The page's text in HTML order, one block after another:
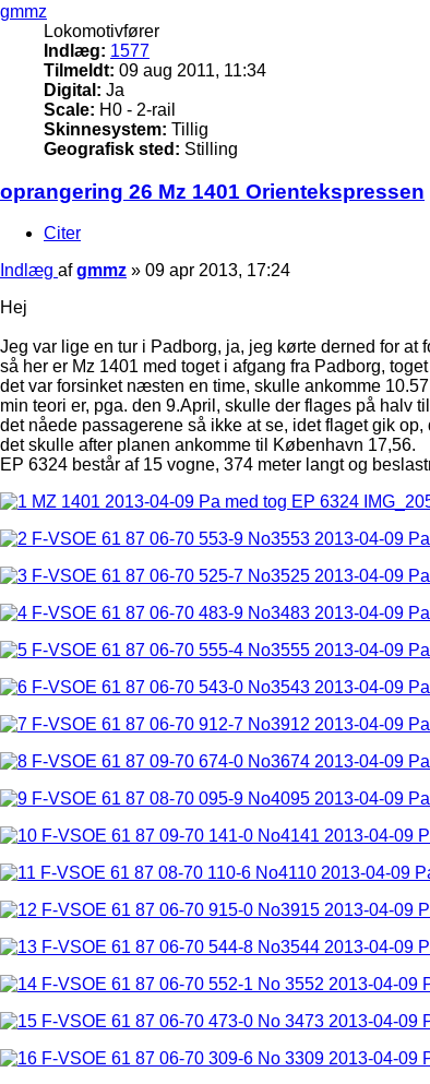
gmmz
Lokomotivfører
Indlæg: 1577
Tilmeldt: 09 aug 2011, 11:34
Digital: Ja
Scale: H0 - 2-rail
Skinnesystem: Tillig
Geografisk sted: Stilling
oprangering 26 Mz 1401 Orientekspressen
Citer
Indlæg afgmmz » 09 apr 2013, 17:24
Hej
Jeg var lige en tur i Padborg, ja, jeg kørte derned for
så her er Mz 1401 med toget i afgang fra Padborg,
det var forsinket næsten en time, skulle ankomme 10.57
min teori er, pga. den 9.April, skulle der flages på halv
det nåede passagerene så ikke at se, idet flaget gik
det skulle after planen ankomme til København 17,56.
EP 6324 består af 15 vogne, 374 meter langt og